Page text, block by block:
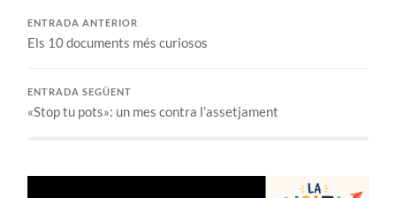
ENTRADA ANTERIOR
Els 10 documents més curiosos
ENTRADA SEGÜENT
«Stop tu pots»: un mes contra l’assetjament